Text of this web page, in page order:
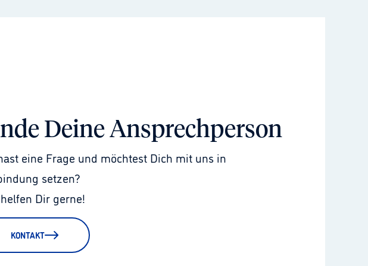
Deine Ansprechperson
eine Frage und möchtest Dich mit uns in
setzen?
Dir gerne!
KONTAKT